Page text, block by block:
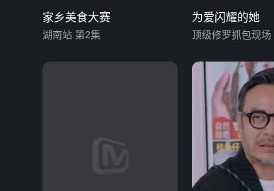
家乡美食大赛
湖南站 第2集
为爱闪耀的她
顶级修罗抓包现场